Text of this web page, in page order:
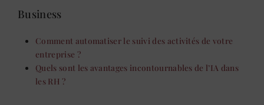
Business
Comment automatiser le suivi des activités de votre
entreprise ?
Quels sont les avantages incontournables de l’IA dans
les RH ?